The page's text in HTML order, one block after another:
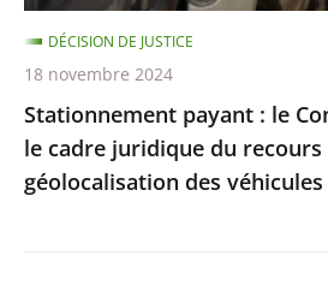
juridique
du
recours
à
la
géolocalisation
Stationnement payant : le
le cadre juridique du recours
géolocalisation des véhicules
DÉCISION DE JUSTICE
18 novembre 2024